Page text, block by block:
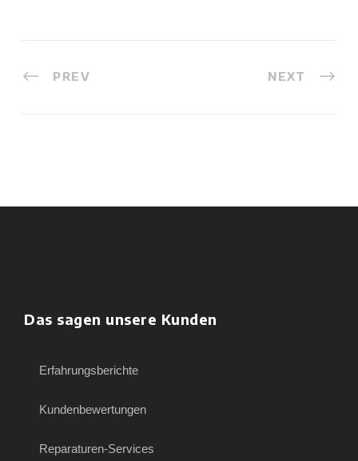
PREV NEXT
Das sagen unsere Kunden
Erfahrungsberichte
Kundenbewertungen
Reparaturen-Services